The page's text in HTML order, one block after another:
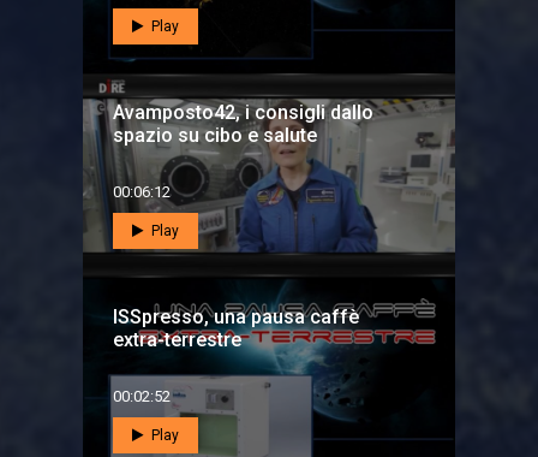
Play
Avamposto42, i consigli dallo
spazio su cibo e salute
00:06:12
Play
ISSpresso, una pausa caffè
extra-terrestre
00:02:52
Play